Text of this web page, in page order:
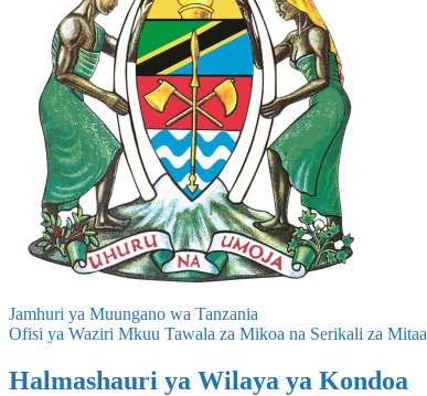
Jamhuri ya Muungano wa Tanzania
Ofisi ya Waziri Mkuu Tawala za Mikoa na Serikali za Mitaa
Halmashauri ya Wilaya ya Kondoa